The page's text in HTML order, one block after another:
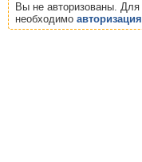
Вы не авторизованы.
необходимо авторизация